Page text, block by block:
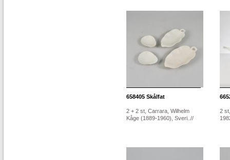
658405 Skålfat
2 + 2 st, Carrara, Wilhelm
Kåge (1889-1960), Sveri..//
2